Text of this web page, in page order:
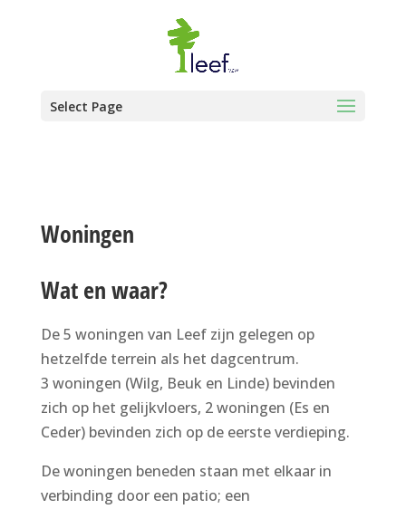
Select Page
Woningen
Wat en waar?
De 5 woningen van Leef zijn gelegen op
hetzelfde terrein als het dagcentrum.
3 woningen (Wilg, Beuk en Linde) bevinden
zich op het gelijkvloers, 2 woningen (Es en
Ceder) bevinden zich op de eerste verdieping.
De woningen beneden staan met elkaar in
verbinding door een patio; een